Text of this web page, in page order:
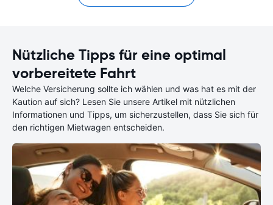
Nützliche Tipps für eine optimal
vorbereitete Fahrt
Welche Versicherung sollte ich wählen und was hat es mit der
Kaution auf sich? Lesen Sie unsere Artikel mit nützlichen
Informationen und Tipps, um sicherzustellen, dass Sie sich für
den richtigen Mietwagen entscheiden.